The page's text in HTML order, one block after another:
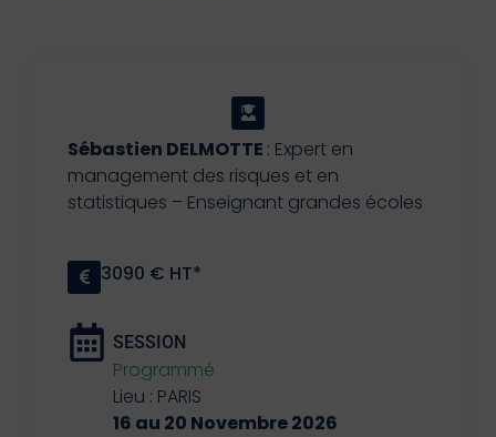
Sébastien DELMOTTE : Expert en
management des risques et en
statistiques – Enseignant grandes écoles
3090 € HT*
SESSION
Programmé
Lieu : PARIS
16 au 20 Novembre 2026